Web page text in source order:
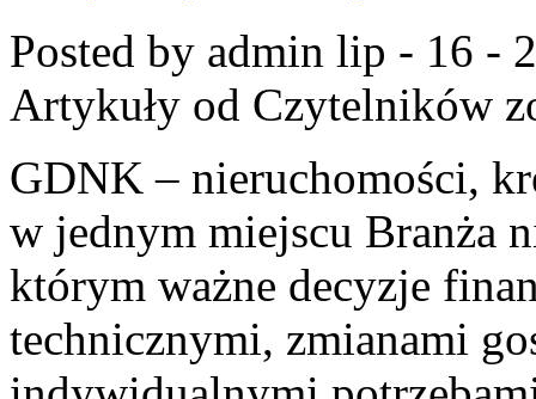
Posted by admin lip - 16 -
Artykuły od Czytelników
GDNK – nieruchomości,
w jednym miejscu Branża
którym ważne decyzje
technicznymi, zmianami